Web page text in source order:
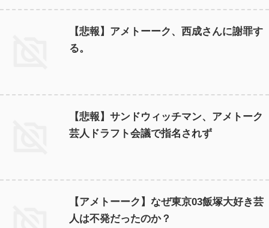
【悲報】アメトーーク、西成さんに謝罪す
る。
【悲報】サンドウィッチマン、アメトーク
芸人ドラフト会議で指名されず
【アメトーーク】なぜ東京03飯塚大好き芸
人は不発だったのか？